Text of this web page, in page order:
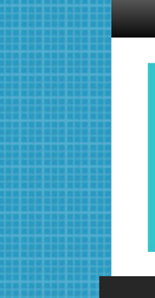
İçeriğe
geç